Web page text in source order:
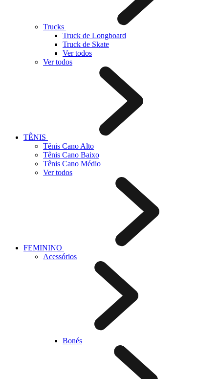
Trucks
Truck de Longboard
Truck de Skate
Ver todos
Ver todos
TÊNIS
Tênis Cano Alto
Tênis Cano Baixo
Tênis Cano Médio
Ver todos
FEMININO
Acessórios
Bonés